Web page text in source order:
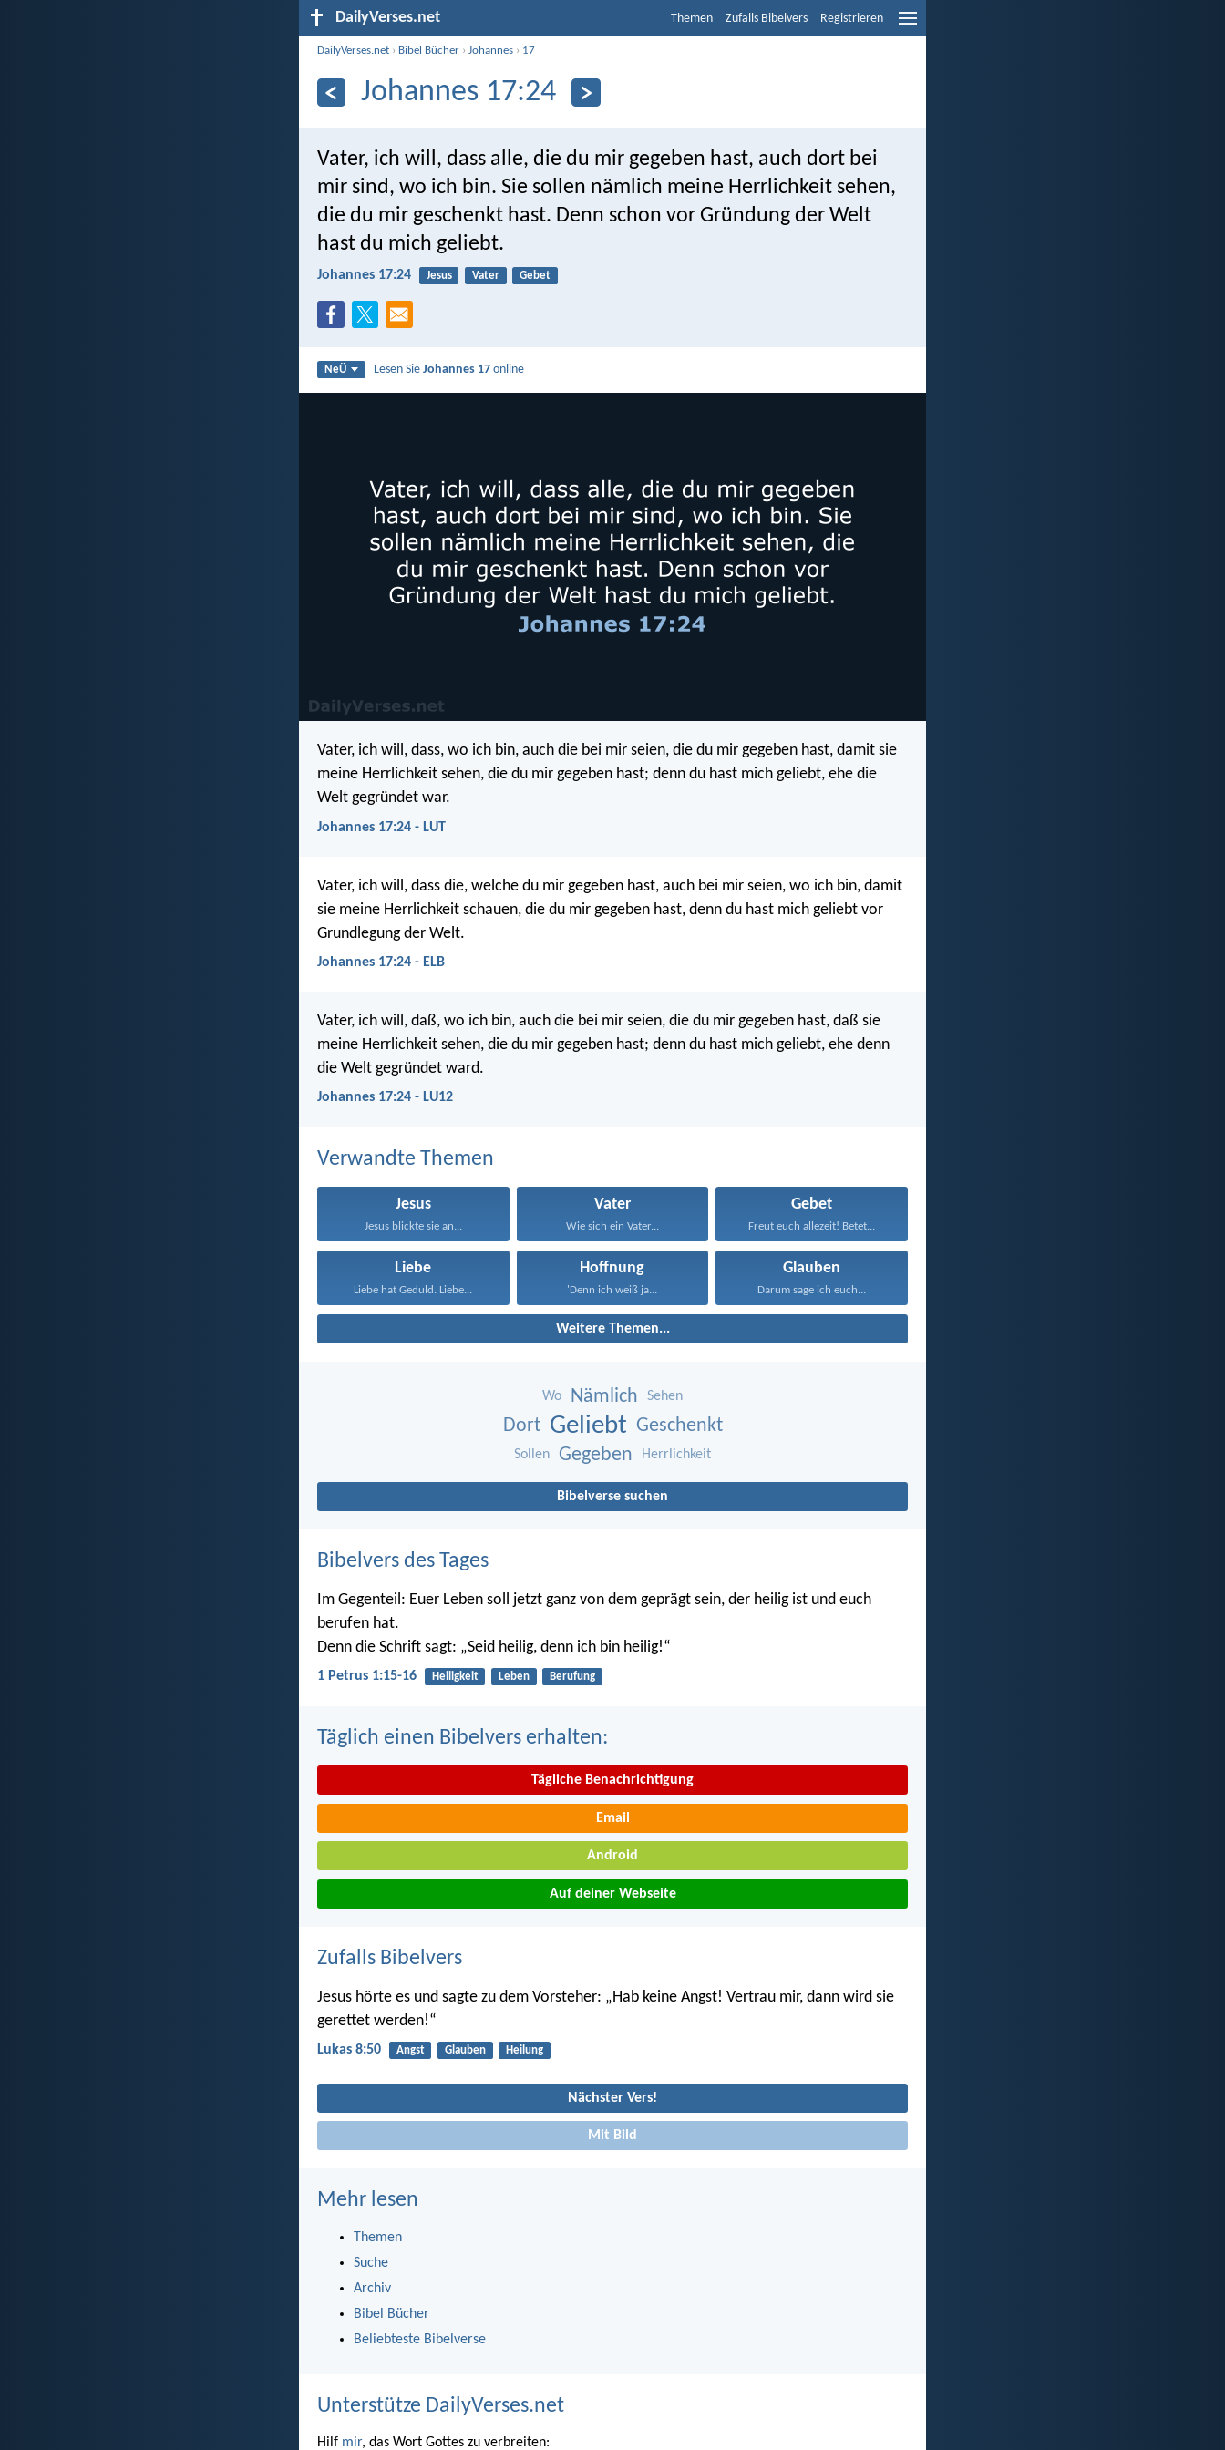
DailyVerses.net Themen Zufalls Bibelvers Registrieren
DailyVerses.net › Bibel Bücher ›Johannes › 17
Johannes 17:24
Vater, ich will, dass alle, die du mir gegeben hast, auch dort bei
mir sind, wo ich bin. Sie sollen nämlich meine Herrlichkeit sehen,
die du mir geschenkt hast. Denn schon vor Gründung der Welt
hast du mich geliebt.
Johannes 17:24 Jesus Vater Gebet
NeÜ Lesen SieJohannes 17 online
Vater, ich will, dass, wo ich bin, auch die bei mir seien, die du mir gegeben hast, damit sie
meine Herrlichkeit sehen, die du mir gegeben hast; denn du hast mich geliebt, ehe die
Welt gegründet war.
Johannes 17:24 - LUT
Vater, ich will, dass die, welche du mir gegeben hast, auch bei mir seien, wo ich bin, damit
sie meine Herrlichkeit schauen, die du mir gegeben hast, denn du hast mich geliebt vor
Grundlegung der Welt.
Johannes 17:24 - ELB
Vater, ich will, daß, wo ich bin, auch die bei mir seien, die du mir gegeben hast, daß sie
meine Herrlichkeit sehen, die du mir gegeben hast; denn du hast mich geliebt, ehe denn
die Welt gegründet ward.
Johannes 17:24 - LU12
Verwandte Themen
Jesus
Jesus blickte sie an...
Vater
Wie sich ein Vater...
Gebet
Freut euch allezeit! Betet...
Liebe
Liebe hat Geduld. Liebe...
Hoffnung
'Denn ich weiß ja...
Glauben
Darum sage ich euch...
Weitere Themen...
Wo Nämlich Sehen
Dort Geliebt Geschenkt
Sollen Gegeben Herrlichkeit
Bibelverse suchen
Bibelvers des Tages
Im Gegenteil: Euer Leben soll jetzt ganz von dem geprägt sein, der heilig ist und euch
berufen hat.
Denn die Schrift sagt: „Seid heilig, denn ich bin heilig!“
1 Petrus 1:15-16 Heiligkeit Leben Berufung
Täglich einen Bibelvers erhalten:
Tägliche Benachrichtigung
Email
Android
Auf deiner Webseite
Zufalls Bibelvers
Jesus hörte es und sagte zu dem Vorsteher: „Hab keine Angst! Vertrau mir, dann wird sie
gerettet werden!“
Lukas 8:50 Angst Glauben Heilung
Nächster Vers!
Mit Bild
Mehr lesen
Themen
Suche
Archiv
Bibel Bücher
Beliebteste Bibelverse
Unterstütze DailyVerses.net
Hilf mir, das Wort Gottes zu verbreiten: